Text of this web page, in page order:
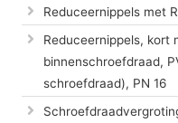
Reduceernippels met
Reduceernippels, kort
binnenschroefdraad,
schroefdraad), PN 16